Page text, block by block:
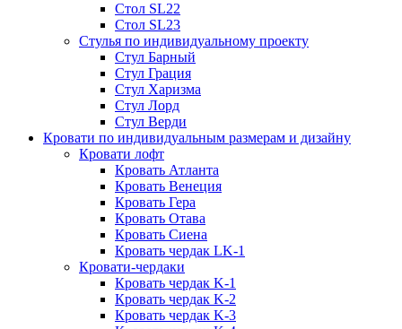
Стол SL22
Стол SL23
Стулья по индивидуальному проекту
Стул Барный
Стул Грация
Стул Харизма
Стул Лорд
Стул Верди
Кровати по индивидуальным размерам и дизайну
Кровати лофт
Кровать Атланта
Кровать Венеция
Кровать Гера
Кровать Отава
Кровать Сиена
Кровать чердак LK-1
Кровати-чердаки
Кровать чердак K-1
Кровать чердак K-2
Кровать чердак K-3